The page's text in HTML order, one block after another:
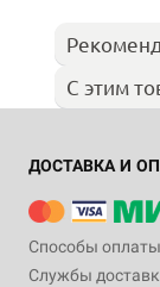
С этим
ДОСТАВКА И
Способы оплаты
Службы